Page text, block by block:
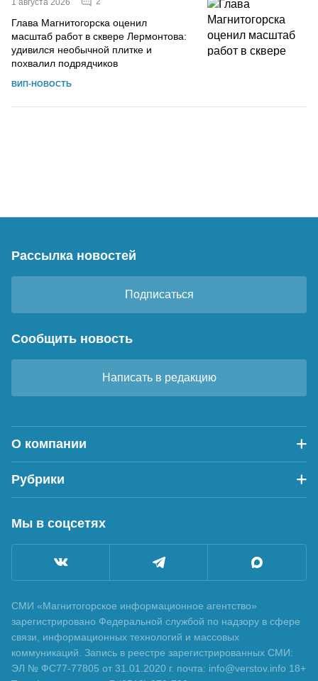
Глава Магнитогорска оценил
масштаб работ в сквере Лермонтова:
удивился необычной плитке и
похвалил подрядчиков
ВИП-НОВОСТЬ
Рассылка новостей
Подписаться
Сообщить новость
Написать в редакцию
О компании
Рубрики
Мы в соцсетях
СМИ «Магнитогорское информационное агентство»
зарегистрировано Федеральной службой по надзору в сфере
связи, информационных технологий и массовых
коммуникаций. Запись в реестре зарегистрированных СМИ:
ЭЛ № ФС77-77805 от 31.01.2020 г. почта: info@verstov.info 18+